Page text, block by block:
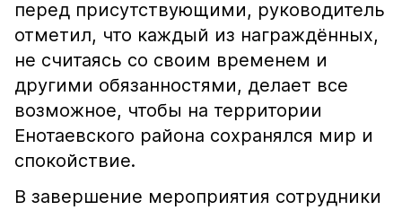
перед присутствующими, руководитель
отметил, что каждый из награждённых,
не считаясь со своим временем и
другими обязанностями, делает все
возможное, чтобы на территории
Енотаевского района сохранялся мир и
спокойствие.
В завершение мероприятия сотрудники